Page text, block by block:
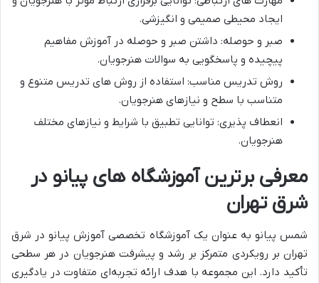
ایجاد محیطی صمیمی و انگیزشی.
صبر و حوصله: داشتن صبر و حوصله در آموزش مفاهیم
پیچیده و پاسخگویی به سوالات هنرجویان.
روش تدریس مناسب: استفاده از روش های تدریس متنوع و
متناسب با سطح و نیازهای هنرجویان.
انعطاف پذیری: توانایی تطبیق با شرایط و نیازهای مختلف
هنرجویان.
معرفی برترین آموزشگاه های پیانو در
شرق تهران
شمس پیانو به عنوان یک آموزشگاه تخصصی آموزش پیانو در شرق
تهران بر رویکردی متمرکز بر رشد و پیشرفت هنرجویان در هر سطحی
تأکید دارد. این مجموعه با هدف ارائه تجربه‌ای متفاوت در یادگیری